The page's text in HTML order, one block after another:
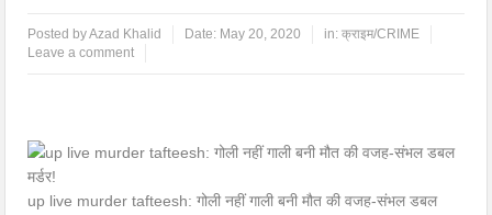
Posted byAzad Khalid Date: May 20, 2020 in:क्राइम/CRIME
Leave a comment
up live murder tafteesh: गोली नहीं गाली बनी मौत की वजह-संभल डबल